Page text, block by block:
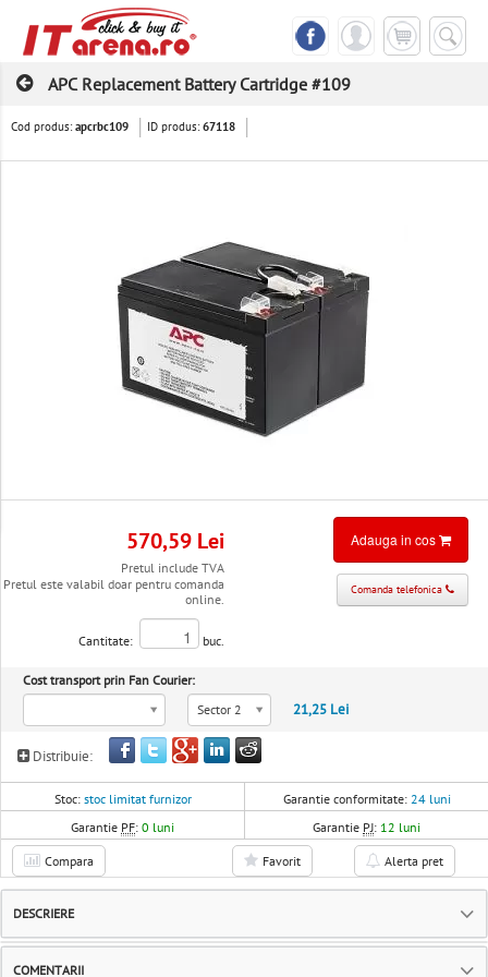
APC Replacement Battery Cartridge #109
Cod produs:apcrbc109 ID produs:67118
570,59 Lei
Pretul include TVA
Pretul este valabil doar pentru comanda
online.
Cantitate: buc.
Adauga in cos
Comanda telefonica
Cost transport prin Fan Courier:
Sector 2
21,25 Lei
Distribuie:
Stoc: stoc limitat furnizor Garantie conformitate: 24 luni
Garantie PF:0 luni Garantie PJ: 12 luni
Compara Favorit Alerta pret
DESCRIERE
COMENTARII